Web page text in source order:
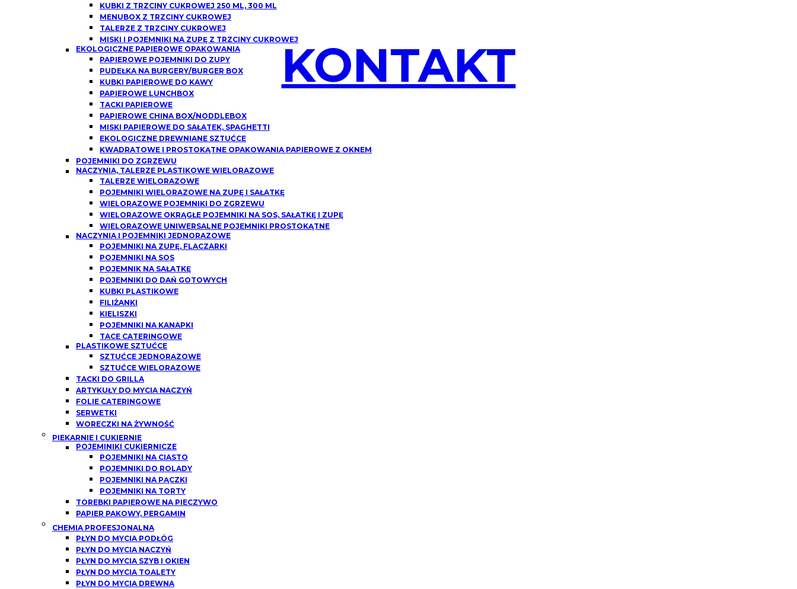
KONTAKT
KUBKI Z TRZCINY CUKROWEJ 250 ML, 300 ML
MENUBOX Z TRZCINY CUKROWEJ
TALERZE Z TRZCINY CUKROWEJ
MISKI I POJEMNIKI NA ZUPĘ Z TRZCINY CUKROWEJ
EKOLOGICZNE PAPIEROWE OPAKOWANIA
PAPIEROWE POJEMNIKI DO ZUPY
PUDEŁKA NA BURGERY/BURGER BOX
KUBKI PAPIEROWE DO KAWY
PAPIEROWE LUNCHBOX
TACKI PAPIEROWE
PAPIEROWE CHINA BOX/NODDLEBOX
MISKI PAPIEROWE DO SAŁATEK, SPAGHETTI
EKOLOGICZNE DREWNIANE SZTUĆCE
KWADRATOWE I PROSTOKĄTNE OPAKOWANIA PAPIEROWE Z OKNEM
POJEMNIKI DO ZGRZEWU
NACZYNIA, TALERZE PLASTIKOWE WIELORAZOWE
TALERZE WIELORAZOWE
POJEMNIKI WIELORAZOWE NA ZUPĘ I SAŁATKĘ
WIELORAZOWE POJEMNIKI DO ZGRZEWU
WIELORAZOWE OKRĄGŁE POJEMNIKI NA SOS, SAŁATKĘ I ZUPĘ
WIELORAZOWE UNIWERSALNE POJEMNIKI PROSTOKĄTNE
NACZYNIA I POJEMNIKI JEDNORAZOWE
POJEMNIKI NA ZUPĘ, FLACZARKI
POJEMNIKI NA SOS
POJEMNIK NA SAŁATKĘ
POJEMNIKI DO DAŃ GOTOWYCH
KUBKI PLASTIKOWE
FILIŻANKI
KIELISZKI
POJEMNIKI NA KANAPKI
TACE CATERINGOWE
PLASTIKOWE SZTUĆCE
SZTUĆCE JEDNORAZOWE
SZTUĆCE WIELORAZOWE
TACKI DO GRILLA
ARTYKUŁY DO MYCIA NACZYŃ
FOLIE CATERINGOWE
SERWETKI
WORECZKI NA ŻYWNOŚĆ
PIEKARNIE I CUKIERNIE
POJEMINIKI CUKIERNICZE
POJEMNIKI NA CIASTO
POJEMNIKI DO ROLADY
POJEMNIKI NA PĄCZKI
POJEMNIKI NA TORTY
TOREBKI PAPIEROWE NA PIECZYWO
PAPIER PAKOWY, PERGAMIN
CHEMIA PROFESJONALNA
PŁYN DO MYCIA PODŁÓG
PŁYN DO MYCIA NACZYŃ
PŁYN DO MYCIA SZYB I OKIEN
PŁYN DO MYCIA TOALETY
PŁYN DO MYCIA DREWNA